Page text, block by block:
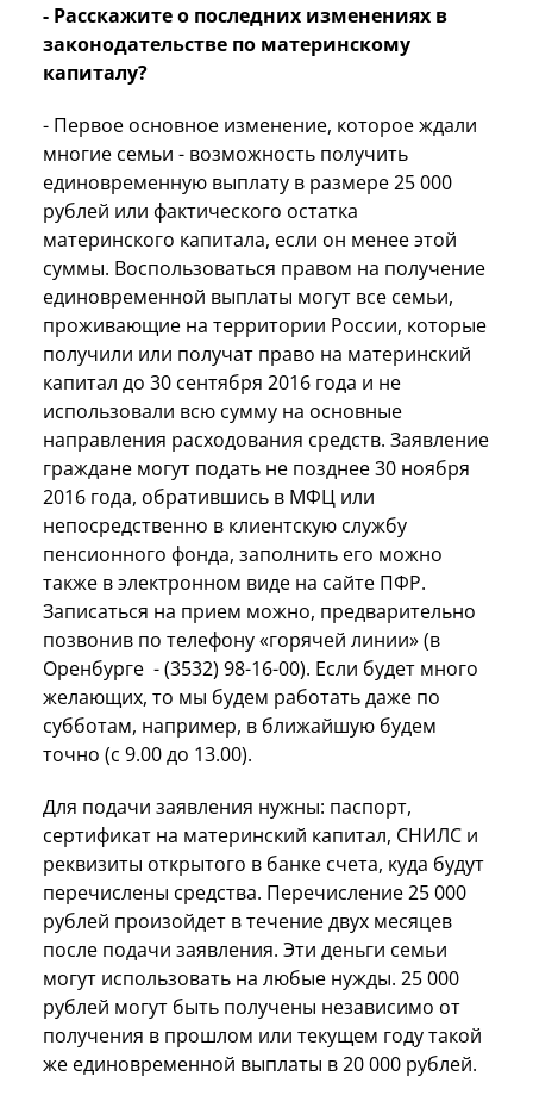
- Расскажите о последних изменениях в
законодательстве по материнскому
капиталу?
- Первое основное изменение, которое ждали
многие семьи - возможность получить
единовременную выплату в размере 25 000
рублей или фактического остатка
материнского капитала, если он менее этой
суммы. Воспользоваться правом на получение
единовременной выплаты могут все семьи,
проживающие на территории России, которые
получили или получат право на материнский
капитал до 30 сентября 2016 года и не
использовали всю сумму на основные
направления расходования средств. Заявление
граждане могут подать не позднее 30 ноября
2016 года, обратившись в МФЦ или
непосредственно в клиентскую службу
пенсионного фонда, заполнить его можно
также в электронном виде на сайте ПФР.
Записаться на прием можно, предварительно
позвонив по телефону «горячей линии» (в
Оренбурге - (3532) 98-16-00). Если будет много
желающих, то мы будем работать даже по
субботам, например, в ближайшую будем
точно (с 9.00 до 13.00).
Для подачи заявления нужны: паспорт,
сертификат на материнский капитал, СНИЛС и
реквизиты открытого в банке счета, куда будут
перечислены средства. Перечисление 25 000
рублей произойдет в течение двух месяцев
после подачи заявления. Эти деньги семьи
могут использовать на любые нужды. 25 000
рублей могут быть получены независимо от
получения в прошлом или текущем году такой
же единовременной выплаты в 20 000 рублей.